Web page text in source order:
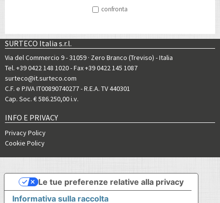
confronta
SURTECO Italia s.r.l.
Via del Commercio 9 - 31059 · Zero Branco (Treviso) - Italia
Tel. +39 0422 148 1020- Fax +39 0422 145 1087
surteco@it.surteco.com
C.F. e P.IVA IT00890740277 - R.E.A. TV 440301
Cap. Soc. € 586.250,00 i.v.
INFO E PRIVACY
Privacy Policy
Cookie Policy
Informativa sulla raccolta
Le tue preferenze relative alla privacy